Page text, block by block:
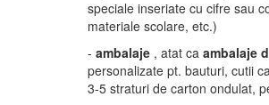
speciale inseriate cu cifre sau
materiale scolare, etc.)
- ambalaje , atat ca ambalaje
personalizate pt. bauturi, cutii
3-5 straturi de carton ondulat,